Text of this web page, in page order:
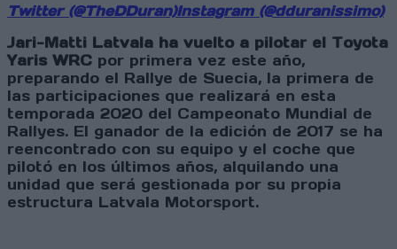
Twitter (@TheDDuran)Instagram (@dduranissimo)
Jari-Matti Latvala ha vuelto a pilotar el Toyota
Yaris WRC por primera vez este año,
preparando el Rallye de Suecia, la primera de
las participaciones que realizará en esta
temporada 2020 del Campeonato Mundial de
Rallyes. El ganador de la edición de 2017 se ha
reencontrado con su equipo y el coche que
pilotó en los últimos años, alquilando una
unidad que será gestionada por su propia
estructura Latvala Motorsport.